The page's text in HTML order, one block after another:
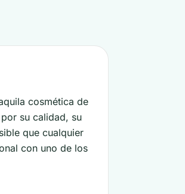
cosmética de
su calidad, su
que cualquier
con uno de los